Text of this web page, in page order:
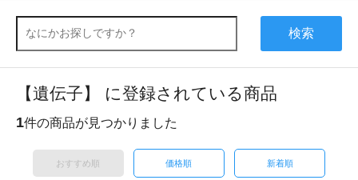
検索
【遺伝子】 に登録されている商品
1件の商品が見つかりました
おすすめ順 価格順 新着順